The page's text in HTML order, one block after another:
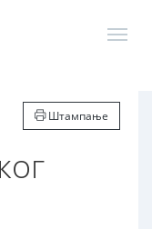
Штампање